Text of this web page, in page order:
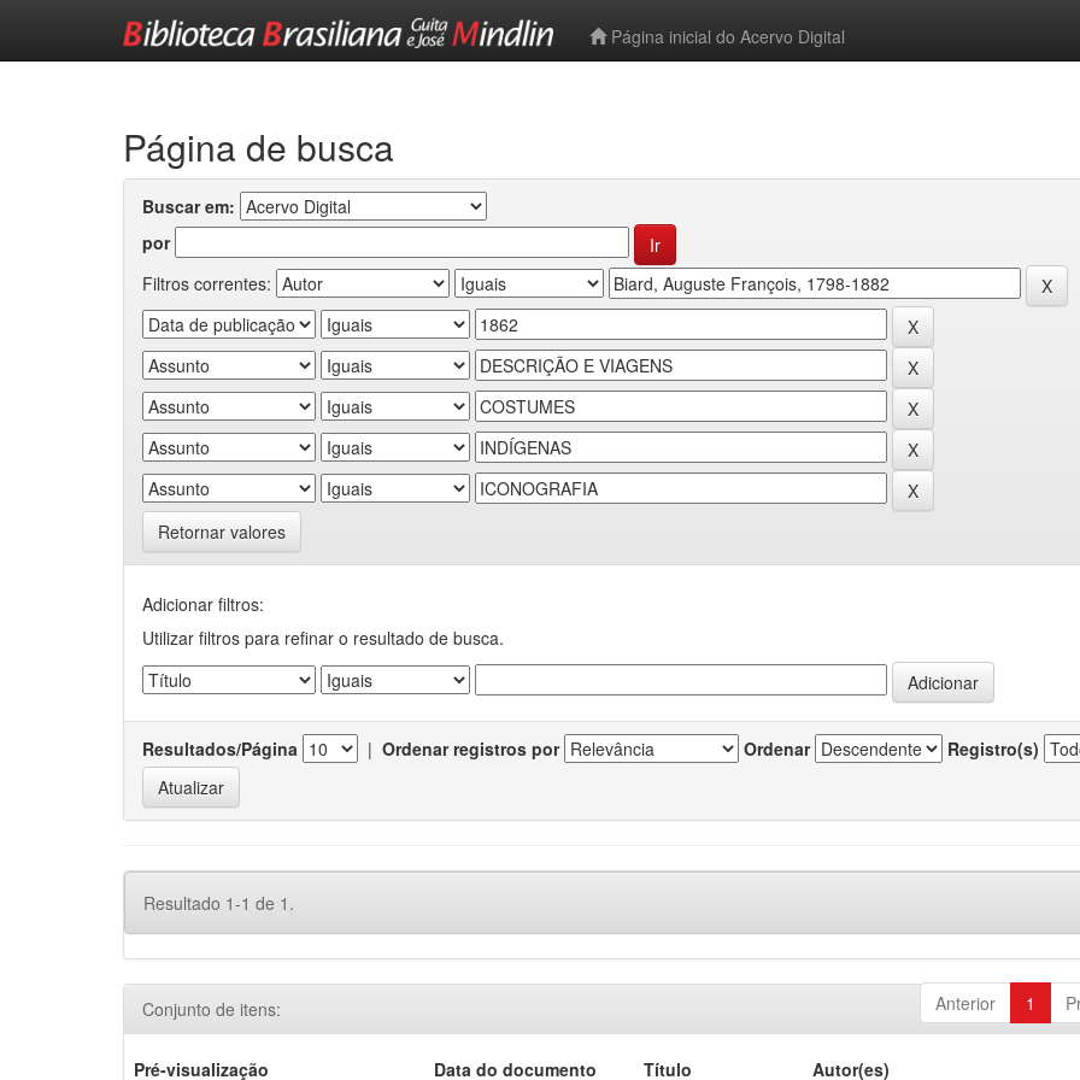
Página inicial do Acervo Digital
Página de busca
Buscar em:
por
Filtros correntes:
Retornar valores
Adicionar filtros:
Utilizar filtros para refinar o resultado de busca.
Resultados/Página | Ordenar registros por Ordenar Registro(s)
Resultado 1-1 de 1.
Anterior 1
Conjunto de itens:
Pré-visualização Data do documento Título Autor(es)